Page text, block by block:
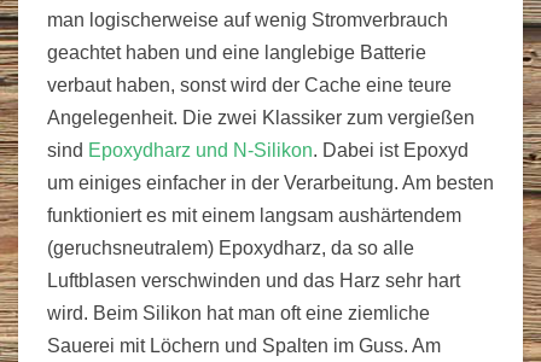
man logischerweise auf wenig Stromverbrauch
geachtet haben und eine langlebige Batterie
verbaut haben, sonst wird der Cache eine teure
Angelegenheit. Die zwei Klassiker zum vergießen
sind Epoxydharz und N-Silikon. Dabei ist Epoxyd
um einiges einfacher in der Verarbeitung. Am besten
funktioniert es mit einem langsam aushärtendem
(geruchsneutralem) Epoxydharz, da so alle
Luftblasen verschwinden und das Harz sehr hart
wird. Beim Silikon hat man oft eine ziemliche
Sauerei mit Löchern und Spalten im Guss. Am